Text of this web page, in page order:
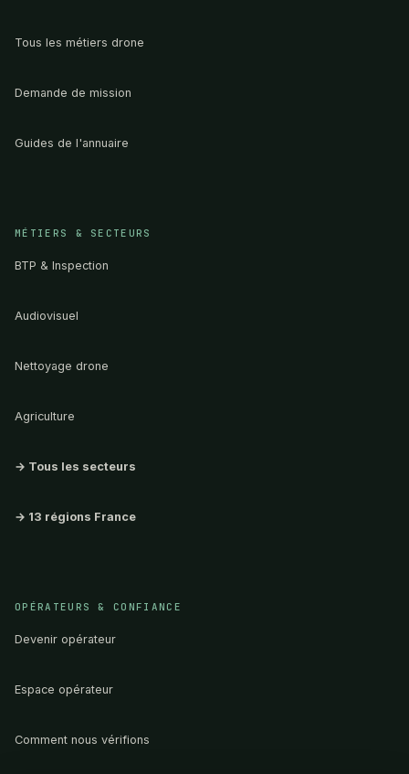
Tous les métiers drone
Demande de mission
Guides de l'annuaire
MÉTIERS & SECTEURS
BTP & Inspection
Audiovisuel
Nettoyage drone
Agriculture
→ Tous les secteurs
→ 13 régions France
OPÉRATEURS & CONFIANCE
Devenir opérateur
Espace opérateur
Comment nous vérifions